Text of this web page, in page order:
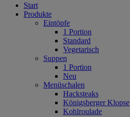
Start
Produkte
Eintöpfe
1 Portion
Standard
Vegetarisch
Suppen
1 Portion
Neu
Menüschalen
Hacksteaks
Königsberger Klopse
Kohlroulade